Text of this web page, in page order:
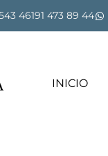
46191 473 89 44
INICIO